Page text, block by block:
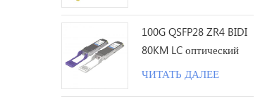
100G QSFP28 ZR4 BIDI
80KM LC оптический
трансивер
ЧИТАТЬ ДАЛЕЕ